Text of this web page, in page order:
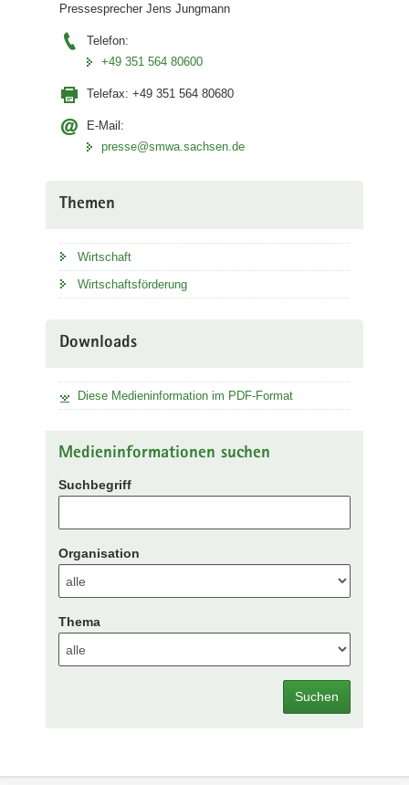
Pressesprecher Jens Jungmann
Telefon:
+49 351 564 80600
Telefax: +49 351 564 80680
E-Mail:
presse@smwa.sachsen.de
Themen
Wirtschaft
Wirtschaftsförderung
Downloads
Diese Medieninformation im PDF-Format
Medieninformationen suchen
Suchbegriff
Organisation
Thema
Suchen